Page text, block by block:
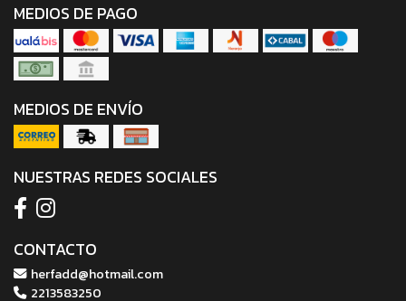
MEDIOS DE PAGO
MEDIOS DE ENVÍO
NUESTRAS REDES SOCIALES
CONTACTO
herfadd@hotmail.com
2213583250